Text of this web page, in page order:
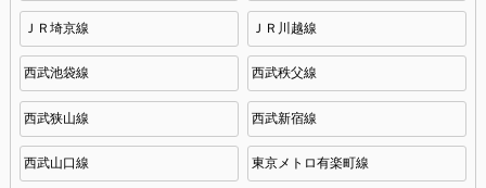
ＪＲ埼京線 ＪＲ川越線
西武池袋線 西武秩父線
西武狭山線 西武新宿線
西武山口線 東京メトロ有楽町線